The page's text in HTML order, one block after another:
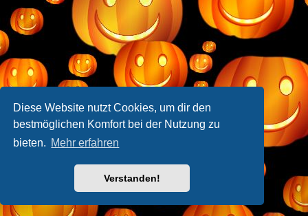
Diese Website nutzt Cookies, um dir den
bestmöglichen Komfort bei der Nutzung zu
bieten. Mehr erfahren
Verstanden!